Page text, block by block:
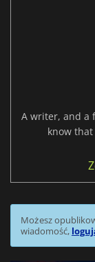
A writer, and a
know
Możesz
wiadomość,